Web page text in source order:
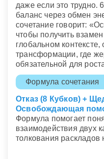
даже если это трудно.
баланс через обмен
сочетание говорит:
чтобы получить
глобальном
трансформации, где
обязательной для
Формула сочетания
Отказ (8 Кубков) +
Освобождающая
Формула помогает
взаимодействия двух
толкования